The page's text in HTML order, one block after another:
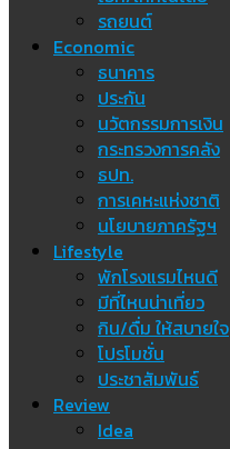
รถยนต์
Economic
ธนาคาร
ประกัน
นวัตกรรมการเงิน
กระทรวงการคลัง
ธปท.
การเคหะแห่งชาติ
นโยบายภาครัฐฯ
Lifestyle
พักโรงแรมไหนดี
มีที่ไหนน่าเที่ยว
กิน/ดื่ม ให้สบายใจ
โปรโมชั่น
ประชาสัมพันธ์
Review
Idea